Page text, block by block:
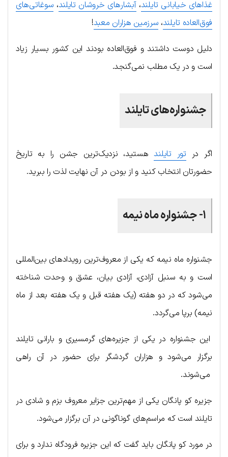
غذاهای خیابانی تایلند،آبشارهای خروشان تایلند، سوغاتی‌های
فوق‌العاده تایلند، سرزمین هزاران معبد!
دلیل دوست داشتند و فوق‌العاده بودند این کشور بسیار زیاد
است و در یک مطلب نمی‌گنجد.
جشنواره‌های تایلند
اگر در تور تایلندهستید، نزدیک‌ترین جشن را به تاریخ
حضورتان انتخاب کنید و از بودن در آن نهایت لذت را ببرید.
۱- جشنواره ماه نیمه
جشنواره ماه نیمه که یکی از معروف‌ترین رویدادهای بین‌المللی
است و به سنبل آزادی، آزادی بیان، عشق و وحدت شناخته
می‌شود که در دو هفته (یک هفته قبل و یک هفته بعد از ماه
نیمه) برپا می‌گردد.
این جشنواره در یکی از جزیره‌های گرمسیری و بارانی تایلند
برگزار می‌شود و هزاران گردشگر برای حضور در آن راهی
می‌شوند.
جزیره کو پانگان یکی از مهم‌ترین جزایر معروف بزم و شادی در
تایلند است که مراسم‌های گوناگونی در آن برگزار می‌شود.
در مورد کو پانگان باید گفت که این جزیره فرودگاه ندارد و برای